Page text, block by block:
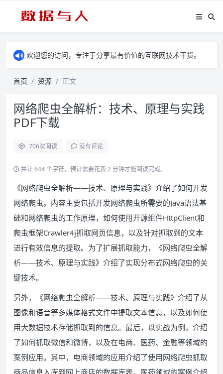
欢迎您的访问，专注于分享最有价值的互联网技术干货。
首页 资源 正文
网络爬虫全解析：技术、原理与实践
PDF下载
706次阅读 没有评论
共计 644 个字符，预计需要花费 2 分钟才能阅读完成。
《网络爬虫全解析——技术、原理与实践》介绍了如何开发
网络爬虫。内容主要包括开发网络爬虫所需要的Java语法基
础和网络爬虫的工作原理，如何使用开源组件HttpClient和
爬虫框架Crawler4j抓取网页信息，以及针对抓取到的文本
进行有效信息的提取。为了扩展抓取能力，《网络爬虫全解
析——技术、原理与实践》介绍了实现分布式网络爬虫的关
键技术。
另外，《网络爬虫全解析——技术、原理与实践》介绍了从
图像和语音等多媒体格式文件中提取文本信息，以及如何使
用大数据技术存储抓取到的信息。最后，以实战为例，介绍
了如何抓取微信和微博，以及在电商、医药、金融等领域的
案例应用。其中，电商领域的应用介绍了使用网络爬虫抓取
商品信息入库到网上商店的数据库表。医药领域的案例介绍